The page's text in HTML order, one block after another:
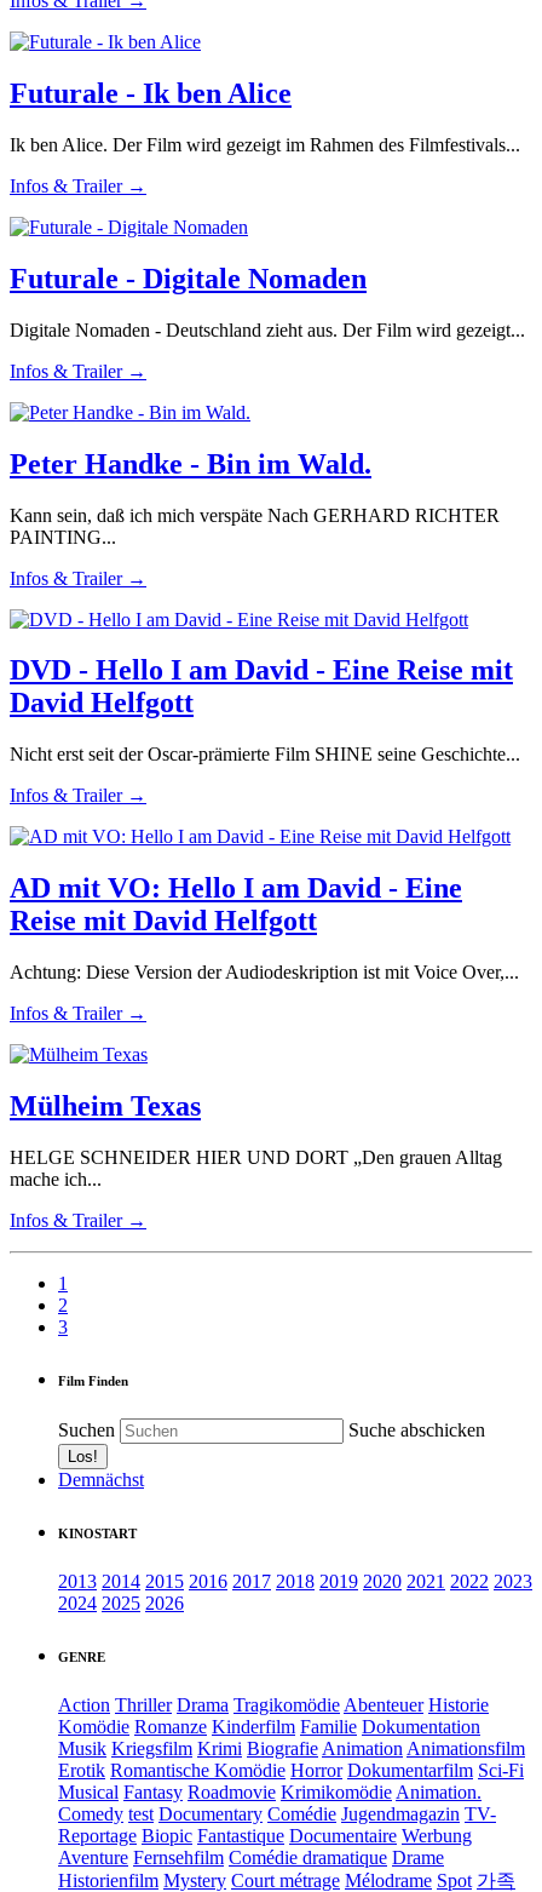
Futurale - Ik ben Alice
Ik ben Alice. Der Film wird gezeigt im Rahmen des Filmfestivals...
Infos & Trailer →
Futurale - Digitale Nomaden
Digitale Nomaden - Deutschland zieht aus. Der Film wird gezeigt...
Infos & Trailer →
Peter Handke - Bin im Wald.
Kann sein, daß ich mich verspäte Nach GERHARD RICHTER
PAINTING...
Infos & Trailer →
DVD - Hello I am David - Eine Reise mit
David Helfgott
Nicht erst seit der Oscar-prämierte Film SHINE seine Geschichte...
Infos & Trailer →
AD mit VO: Hello I am David - Eine
Reise mit David Helfgott
Achtung: Diese Version der Audiodeskription ist mit Voice Over,...
Infos & Trailer →
Mülheim Texas
HELGE SCHNEIDER HIER UND DORT „Den grauen Alltag
mache ich...
Infos & Trailer →
1
2
3
Film Finden
Suchen Suche abschicken
Demnächst
KINOSTART
2013 2014 2015 2016 2017 2018 2019 2020 2021 2022 2023
2024 2025 2026
GENRE
Action Thriller Drama Tragikomödie Abenteuer Historie
Komödie Romanze Kinderfilm Familie Dokumentation
Musik Kriegsfilm Krimi Biografie Animation Animationsfilm
Erotik Romantische Komödie Horror Dokumentarfilm Sci-Fi
Musical Fantasy Roadmovie Krimikomödie Animation.
Comedy test Documentary Comédie Jugendmagazin TV-
Reportage Biopic Fantastique Documentaire Werbung
Aventure Fernsehfilm Comédie dramatique Drame
Historienfilm Mystery Court métrage Mélodrame Spot 가족